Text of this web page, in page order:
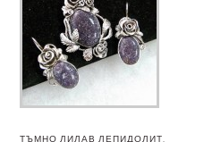
ТЪМНО ЛИЛАВ ЛЕПИДОЛИТ,